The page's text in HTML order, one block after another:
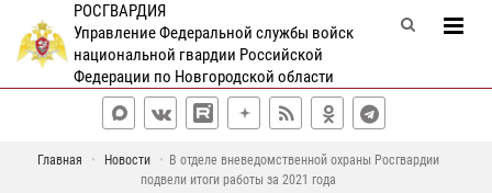
РОСГВАРДИЯ
Управление Федеральной службы войск
национальной гвардии Российской
Федерации по Новгородской области
Главная Новости
В отделе вневедомственной охраны Росгвардии
подвели итоги работы за 2021 года